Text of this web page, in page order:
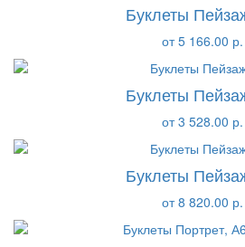
Буклеты
от 5 166.00 р.
Буклеты
от 3 528.00 р.
Буклеты
от 8 820.00 р.